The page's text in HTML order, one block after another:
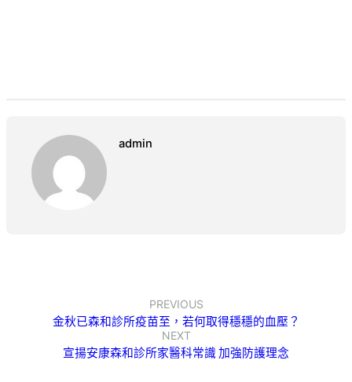
admin
PREVIOUS
金秋已森和診所疫苗至，若何取得穩穩的血壓？
NEXT
宣揚安康森和診所家醫科常識 加強防護理念